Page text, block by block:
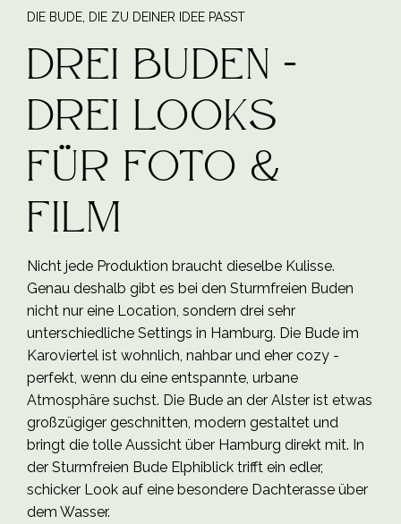
DIE BUDE, DIE ZU DEINER IDEE PASST
Drei Buden -
Drei Looks
für Foto &
Film
Nicht jede Produktion braucht dieselbe Kulisse.
Genau deshalb gibt es bei den Sturmfreien Buden
nicht nur eine Location, sondern drei sehr
unterschiedliche Settings in Hamburg. Die Bude im
Karoviertel ist wohnlich, nahbar und eher cozy -
perfekt, wenn du eine entspannte, urbane
Atmosphäre suchst. Die Bude an der Alster ist etwas
großzügiger geschnitten, modern gestaltet und
bringt die tolle Aussicht über Hamburg direkt mit. In
der Sturmfreien Bude Elphiblick trifft ein edler,
schicker Look auf eine besondere Dachterasse über
dem Wasser.